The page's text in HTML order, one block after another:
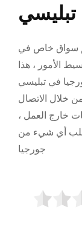
سواق خاص في
الأمور ، هذا
في تبليسي
خلال الاتصال
خارج العمل ،
طلب أي شيء من
جورجيا